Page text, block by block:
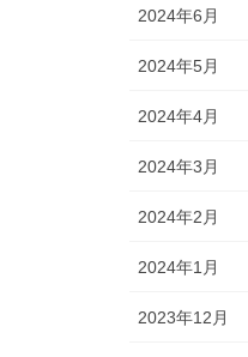
2024年6月
2024年5月
2024年4月
2024年3月
2024年2月
2024年1月
2023年12月